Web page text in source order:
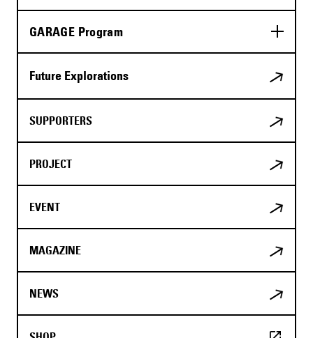
GARAGE Program
Future Explorations
SUPPORTERS
PROJECT
EVENT
MAGAZINE
NEWS